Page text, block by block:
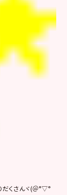
だくさんヾ(＠°▽°